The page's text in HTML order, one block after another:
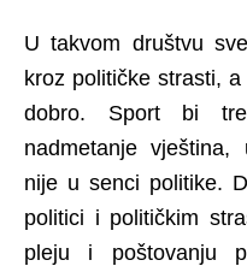
U takvom društvu
kroz političke strasti,
dobro. Sport bi
nadmetanje
nije u senci politike.
politici i političkim
pleju i poštovanju